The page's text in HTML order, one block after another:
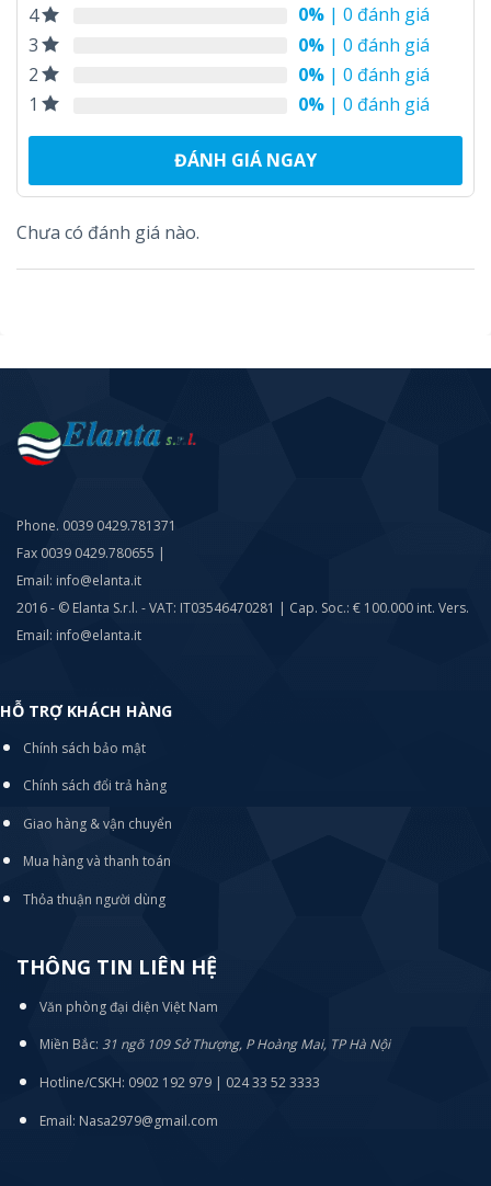
4
0% | 0 đánh giá
3
0% | 0 đánh giá
2
0% | 0 đánh giá
1
0% | 0 đánh giá
ĐÁNH GIÁ NGAY
Chưa có đánh giá nào.
Phone. 0039 0429.781371
Fax 0039 0429.780655 |
Email: info@elanta.it
2016 - © Elanta S.r.l. - VAT: IT03546470281 | Cap. Soc.: € 100.000 int. Vers.
Email: info@elanta.it
HỖ TRỢ KHÁCH HÀNG
Chính sách bảo mật
Chính sách đổi trả hàng
Giao hàng & vận chuyển
Mua hàng và thanh toán
Thỏa thuận người dùng
THÔNG TIN LIÊN HỆ
Văn phòng đại diện Việt Nam
Miền Bắc: 31 ngõ 109 Sở Thượng, P Hoàng Mai, TP Hà Nội
Hotline/CSKH: 0902 192 979 | 024 33 52 3333
Email: Nasa2979@gmail.com